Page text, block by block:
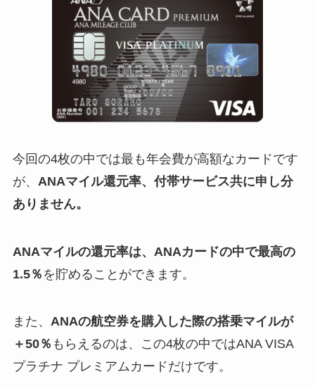
今回の4枚の中では最も年会費が高額なカードです
が、 ANAマイル還元率、付帯サービス共に申し分
ありません。
ANAマイルの還元率は、ANAカードの中で最高の
1.5％ を貯めることができます。
また、 ANAの航空券を購入した際の搭乗マイルが
＋50％ もらえるのは、この4枚の中ではANA VISA
プラチナ プレミアムカードだけです。